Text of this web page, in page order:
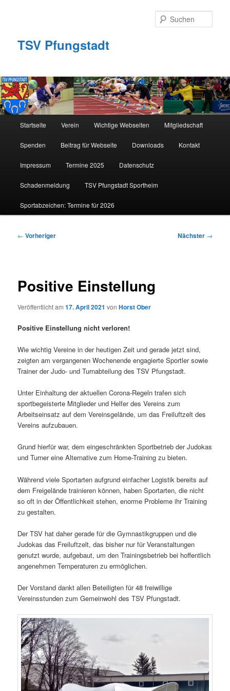
TSV Pfungstadt
Startseite Verein Wichtige Webseiten Mitgliedschaft
Spenden Beitrag für Webseite Downloads Kontakt
Impressum Termine 2025 Datenschutz
Schadenmeldung TSV Pfungstadt Sportheim
Sportabzeichen: Termine für 2026
Beitragsnavigation
← Vorheriger Nächster →
Positive Einstellung
Veröffentlicht am17. April 2021 vonHorst Ober
Positive Einstellung nicht verloren!
Wie wichtig Vereine in der heutigen Zeit und gerade jetzt sind,
zeigten am vergangenen Wochenende engagierte Sportler sowie
Trainer der Judo- und Turnabteilung des TSV Pfungstadt.
Unter Einhaltung der aktuellen Corona-Regeln trafen sich
sportbegeisterte Mitglieder und Helfer des Vereins zum
Arbeitseinsatz auf dem Vereinsgelände, um das Freiluftzelt des
Vereins aufzubauen.
Grund hierfür war, dem eingeschränkten Sportbetrieb der Judokas
und Turner eine Alternative zum Home-Training zu bieten.
Während viele Sportarten aufgrund einfacher Logistik bereits auf
dem Freigelände trainieren können, haben Sportarten, die nicht
so oft in der Öffentlichkeit stehen, enorme Probleme ihr Training
zu gestalten.
Der TSV hat daher gerade für die Gymnastikgruppen und die
Judokas das Freiluftzelt, das bisher nur für Veranstaltungen
genutzt wurde, aufgebaut, um den Trainingsbetrieb bei hoffentlich
angenehmen Temperaturen zu ermöglichen.
Der Vorstand dankt allen Beteiligten für 48 freiwillige
Vereinsstunden zum Gemeinwohl des TSV Pfungstadt.